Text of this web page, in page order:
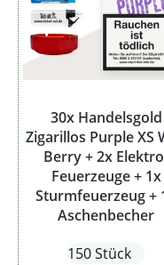
30x Handelsgold
Zigarillos Purple XS
Berry + 2x
Feuerzeuge + 1x
Sturmfeuerzeug +
Aschenbecher
150 Stück